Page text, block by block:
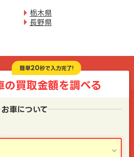
栃木県
長野県
簡単20秒で入力完了!
の買取金額を調べる
お車について